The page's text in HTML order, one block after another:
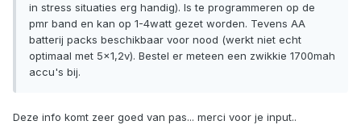
in stress situaties erg handig). Is te programmeren op de
pmr band en kan op 1-4watt gezet worden. Tevens AA
batterij packs beschikbaar voor nood (werkt niet echt
optimaal met 5x1,2v). Bestel er meteen een zwikkie 1700mah
accu's bij.
Deze info komt zeer goed van pas... merci voor je input..